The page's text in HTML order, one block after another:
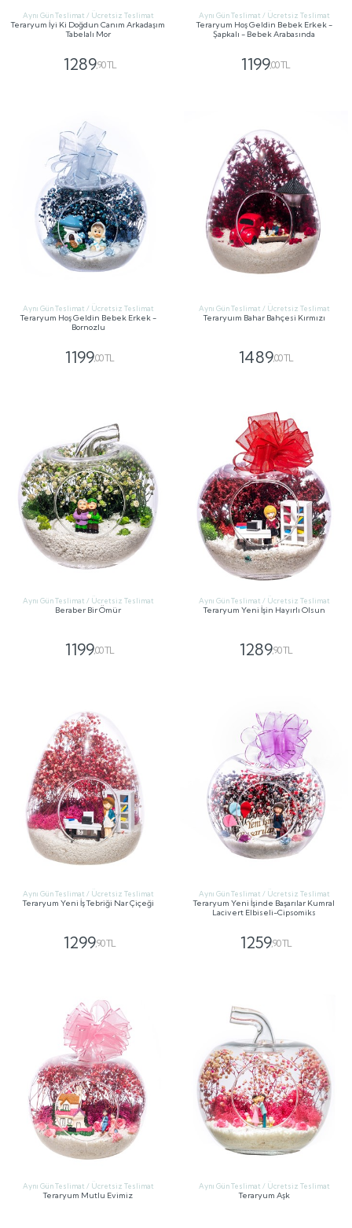
Aynı Gün Teslimat / Ücretsiz Teslimat
Teraryum İyi Ki Doğdun Canım Arkadaşım
Tabelalı Mor
1289,90 TL
Aynı Gün Teslimat / Ücretsiz Teslimat
Teraryum Hoş Geldin Bebek Erkek -
Şapkalı - Bebek Arabasında
1199,00 TL
Aynı Gün Teslimat / Ücretsiz Teslimat
Teraryum Hoş Geldin Bebek Erkek -
Bornozlu
1199,00 TL
Aynı Gün Teslimat / Ücretsiz Teslimat
Teraryuım Bahar Bahçesi Kırmızı
1489,00 TL
Aynı Gün Teslimat / Ücretsiz Teslimat
Beraber Bir Ömür
1199,00 TL
Aynı Gün Teslimat / Ücretsiz Teslimat
Teraryum Yeni İşin Hayırlı Olsun
1289,90 TL
Aynı Gün Teslimat / Ücretsiz Teslimat
Teraryum Yeni İş Tebriği Nar Çiçeği
1299,90 TL
Aynı Gün Teslimat / Ücretsiz Teslimat
Teraryum Yeni İşinde Başarılar Kumral
Lacivert Elbiseli-Cipsomiks
1259,90 TL
Aynı Gün Teslimat / Ücretsiz Teslimat
Teraryum Mutlu Evimiz
Aynı Gün Teslimat / Ücretsiz Teslimat
Teraryum Aşk